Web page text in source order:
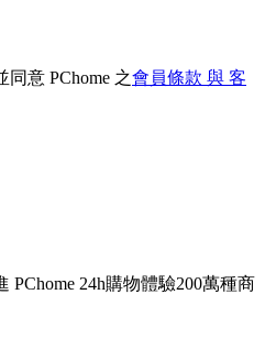
意 PChome 之會員條款 與 客
24h購物體驗200萬種商